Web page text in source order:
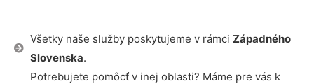
Všetky naše služby poskytujeme v rámci Západného
Slovenska.
Potrebujete pomôcť v inej oblasti? Máme pre vás k